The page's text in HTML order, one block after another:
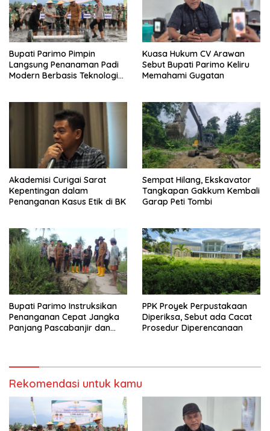
Bupati Parimo Pimpin
Langsung Penanaman Padi
Modern Berbasis Teknologi
Kuasa Hukum CV Arawan
Sebut Bupati Parimo Keliru
Memahami Gugatan
Akademisi Curigai Sarat
Kepentingan dalam
Penanganan Kasus Etik di BK
Sempat Hilang, Ekskavator
Tangkapan Gakkum Kembali
Garap Peti Tombi
Bupati Parimo Instruksikan
Penanganan Cepat Jangka
Panjang Pascabanjir dan
PPK Proyek Perpustakaan
Diperiksa, Sebut ada Cacat
Prosedur Diperencanaan
Rekomendasi untuk kamu